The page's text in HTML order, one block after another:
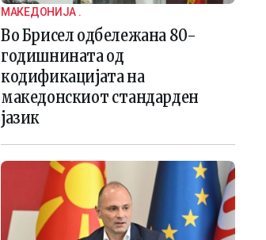
МАКЕДОНИЈА .
Во Брисел одбележана 80-
годишнината од
кодификацијата на
македонскиот стандарден
јазик